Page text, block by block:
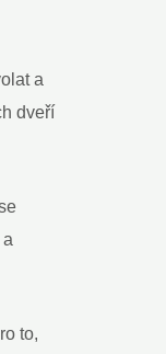
a
dveří
to,